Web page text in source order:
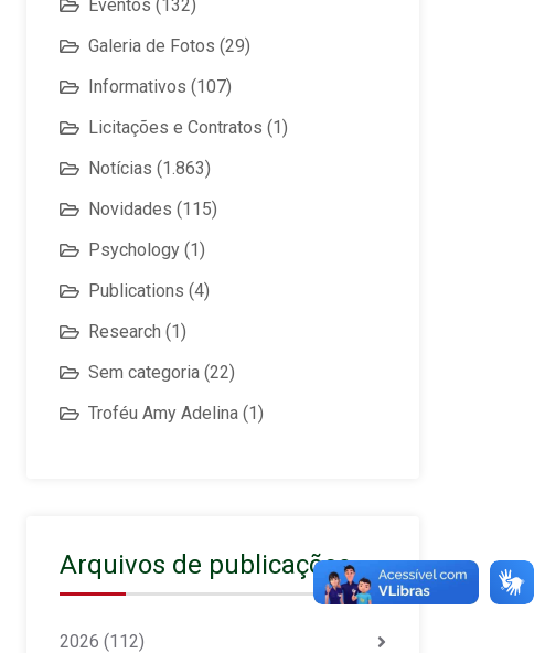
Eventos (132)
Galeria de Fotos (29)
Informativos (107)
Licitações e Contratos (1)
Notícias (1.863)
Novidades (115)
Psychology (1)
Publications (4)
Research (1)
Sem categoria (22)
Troféu Amy Adelina (1)
Arquivos de publicações
2026 (112)